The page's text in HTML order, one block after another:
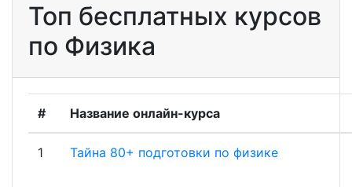
Топ бесплатных курсов
по Физика
# Название онлайн-курса
1 Тайна 80+ подготовки по физике